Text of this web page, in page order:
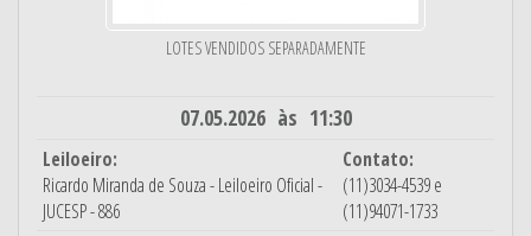
LOTES VENDIDOS SEPARADAMENTE
07.05.2026 às 11:30
Leiloeiro:
Ricardo Miranda de Souza - Leiloeiro Oficial -
JUCESP - 886
Contato:
(11)3034-4539 e
(11)94071-1733